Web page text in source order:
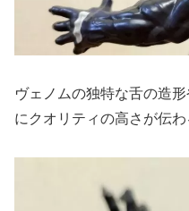
ヴェノムの独特な舌の造
にクオリティの高さが伝